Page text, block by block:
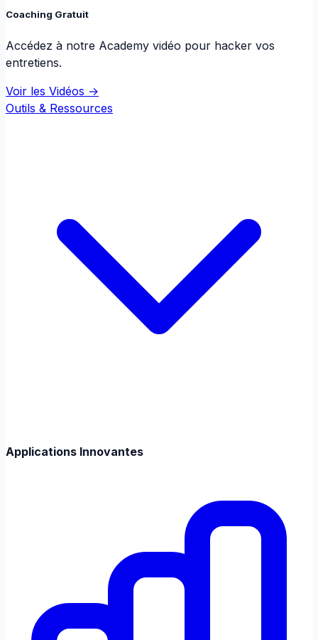
Coaching Gratuit
Accédez à notre Academy vidéo pour hacker vos
entretiens.
Voir les Vidéos →
Outils & Ressources
Applications Innovantes